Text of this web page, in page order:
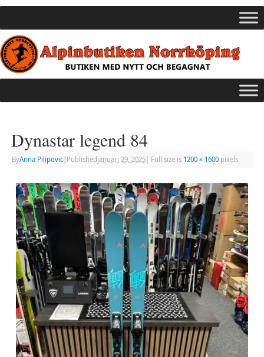
Dynastar legend 84
ByAnna Pilipovic| Published januari 29, 2025| Full size is 1200 × 1600pixels